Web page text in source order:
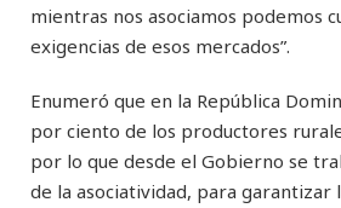
mientras nos asociamos podemos
exigencias de esos mercados”.
Enumeró que en la República
por ciento de los productores
por lo que desde el Gobierno se
de la asociatividad, para garantizar